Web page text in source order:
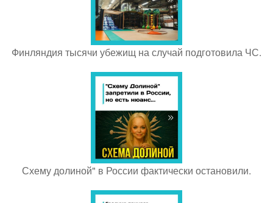
Финляндия тысячи убежищ на случай подготовила ЧС.
Схему долиной" в России фактически остановили.